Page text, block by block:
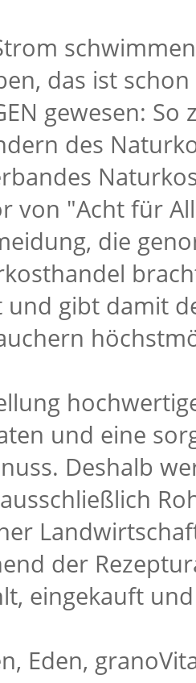
das ist
gewesen:
des
von "Acht für
die
und gibt damit
und eine
Deshalb
der
eingekauft
Eden,